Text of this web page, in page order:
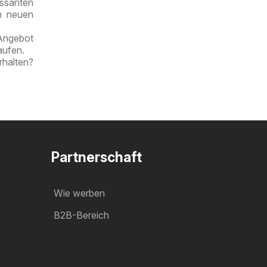
neuen
Partnerschaft
Wie werben
B2B-Bereich